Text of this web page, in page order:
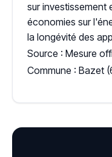
sur investissement
économies sur
la longévité des
Source : Mesure
Commune : Bazet